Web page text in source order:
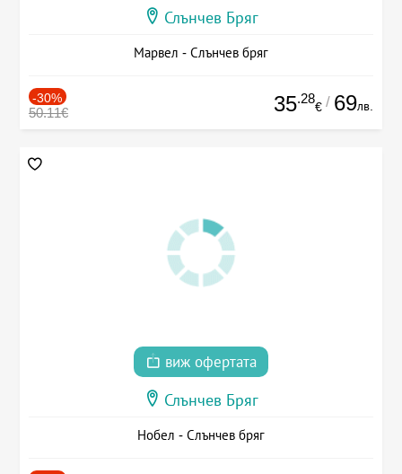
Слънчев Бряг
Марвел - Слънчев бряг
-30%
50.11€ 35.28
€ / 69лв.
виж офертата
Слънчев Бряг
Нобел - Слънчев бряг